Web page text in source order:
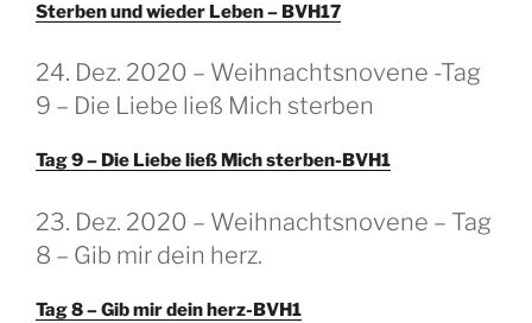
Sterben und wieder Leben – BVH17
GEPLAATST
OP
24. Dez. 2020 – Weihnachtsnovene -Tag
9 – Die Liebe ließ Mich sterben
Tag 9 – Die Liebe ließ Mich sterben-BVH1
GEPLAATST
OP
23. Dez. 2020 – Weihnachtsnovene – Tag
8 – Gib mir dein herz.
Tag 8 – Gib mir dein herz-BVH1